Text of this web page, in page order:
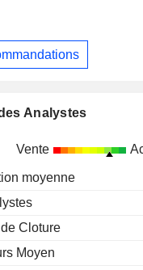
Analystes
Vente
moyenne
Cloture
Moyen